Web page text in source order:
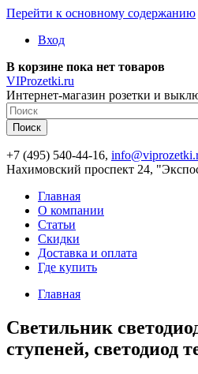
Перейти к основному содержанию
Вход
В корзине пока нет товаров
VIProzetki.ru
Интернет-магазин розетки и
+7 (495) 540-44-16,
Нахимовский проспект 24,
Главная
О компании
Статьи
Скидки
Доставка и оплата
Где купить
Главная
Светильник
ступеней, светодиод